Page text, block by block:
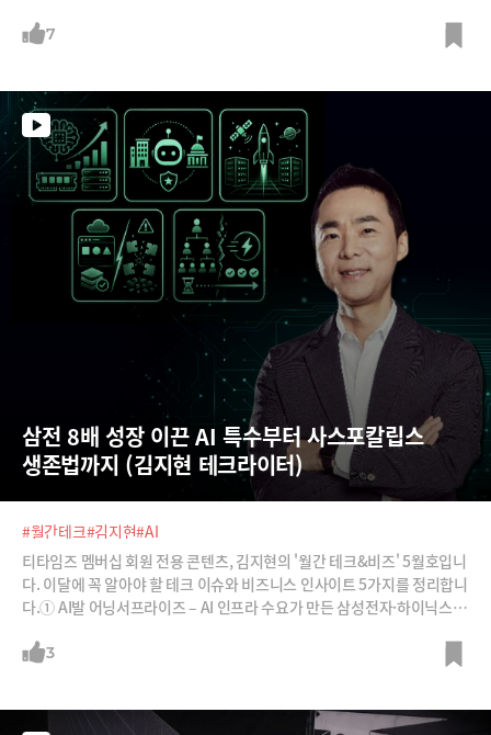
표, 최용식 아웃스탠딩 창업자와 함께 분석해 봅니다.
7
삼전 8배 성장 이끈 AI 특수부터 사스포칼립스
생존법까지 (김지현 테크라이터)
#월간테크#김지현#AI
티타임즈 멤버십 회원 전용 콘텐츠, 김지현의 '월간 테크&비즈' 5월호입니
다. 이달에 꼭 알아야 할 테크 이슈와 비즈니스 인사이트 5가지를 정리합니
다.① AI발 어닝서프라이즈 – AI 인프라 수요가 만든 삼성전자·하이닉스
전략무기가 된 소버린 AI③ 일론 머스크의 10조 달러 빅픽처 – AI 인프라
에서 탈피하려면?
3